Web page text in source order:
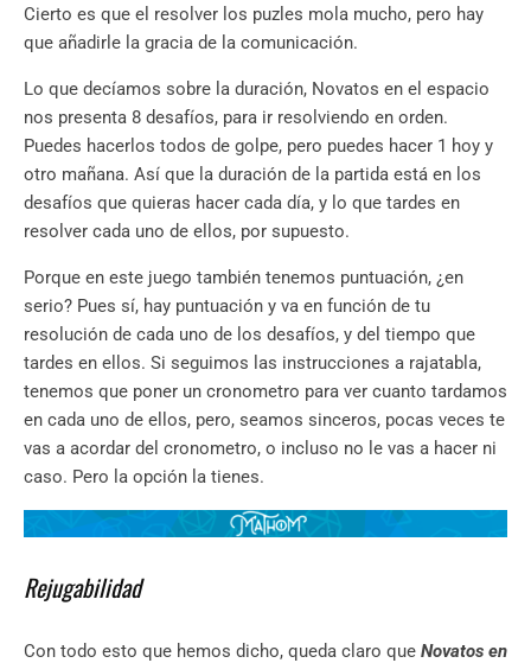
Cierto es que el resolver los puzles mola mucho, pero hay
que añadirle la gracia de la comunicación.
Lo que decíamos sobre la duración, Novatos en el espacio
nos presenta 8 desafíos, para ir resolviendo en orden.
Puedes hacerlos todos de golpe, pero puedes hacer 1 hoy y
otro mañana. Así que la duración de la partida está en los
desafíos que quieras hacer cada día, y lo que tardes en
resolver cada uno de ellos, por supuesto.
Porque en este juego también tenemos puntuación, ¿en
serio? Pues sí, hay puntuación y va en función de tu
resolución de cada uno de los desafíos, y del tiempo que
tardes en ellos. Si seguimos las instrucciones a rajatabla,
tenemos que poner un cronometro para ver cuanto tardamos
en cada uno de ellos, pero, seamos sinceros, pocas veces te
vas a acordar del cronometro, o incluso no le vas a hacer ni
caso. Pero la opción la tienes.
Rejugabilidad
Con todo esto que hemos dicho, queda claro que Novatos en